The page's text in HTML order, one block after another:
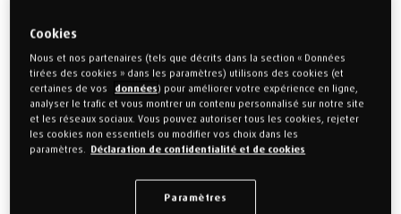
Matelas TEMPUR PRO®
Cookies
Nous et nos partenaires (tels que décrits dans la section « Données
tirées des cookies » dans les paramètres) utilisons des cookies (et
certaines de vos
données) pour améliorer votre expérience en ligne,
analyser le trafic et vous montrer un contenu personnalisé sur notre site
et les réseaux sociaux. Vous pouvez autoriser tous les cookies, rejeter
les cookies non essentiels ou modifier vos choix dans les
paramètres. Déclaration de confidentialité et de cookies
Paramètres